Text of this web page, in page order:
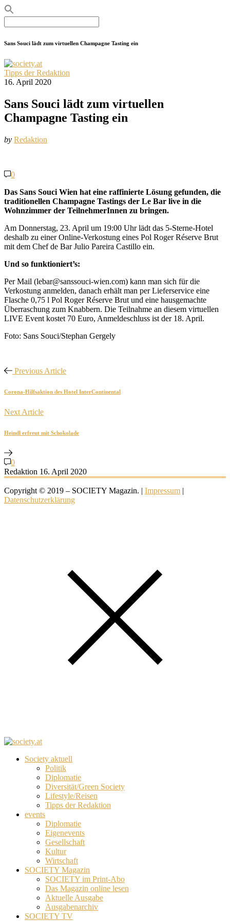
for:
Sans Souci lädt zum virtuellen Champagne Tasting ein
Tipps der Redaktion
16. April 2020
Sans Souci lädt zum virtuellen
Champagne Tasting ein
by Redaktion
0
Das Sans Souci Wien hat eine raffinierte Lösung gefunden, die
traditionellen Champagne Tastings der Le Bar live in die
Wohnzimmer der TeilnehmerInnen zu bringen.
Am Donnerstag, 23. April um 19:00 Uhr lädt das 5-Sterne-Hotel
deshalb zu einer Online-Verkostung eines Pol Roger Réserve Brut
mit dem Chef de Bar Julio Pareira Castillo ein.
Und so funktioniert’s:
Per Mail (lebar@sanssouci-wien.com) kann man sich für die
Verkostung anmelden, danach erhält man per Lieferservice eine
Flasche 0,75 l Pol Roger Réserve Brut und eine hausgemachte
Überraschung zum Knabbern. Die Teilnahme an diesem virtuellen
LIVE Event kostet 70 Euro, Anmeldeschluss ist der 18. April.
Foto: Sans Souci/Stephan Gergely
Previous Article
Corona-Hilfsaktion des Hotel InterContinental
Next Article
Heindl erfreut mit Schokolade
0
Redaktion 16. April 2020
Copyright © 2019 – SOCIETY Magazin. | Impressum |
Datenschutzerklärung
Society aktuell
Politik
Diplomatie
Diversität/Green Society
Lifestyle/Reisen
Tipps der Redaktion
events
Diplomatie
Eigenevents
Gesellschaft
Kultur
Wirtschaft
SOCIETY Magazin
SOCIETY im Print-Abo
Das Magazin online lesen
Aktuelle Ausgabe
Ausgabenarchiv
SOCIETY TV